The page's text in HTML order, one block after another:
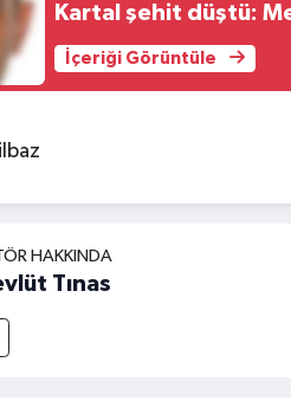
Kartal şehit düştü:
İçeriği Görüntüle
HAKKINDA
Tınas